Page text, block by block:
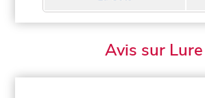
Avis sur Lure